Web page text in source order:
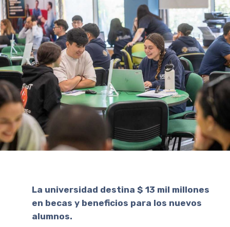
La universidad destina $ 13 mil millones
en becas y beneficios para los nuevos
alumnos.